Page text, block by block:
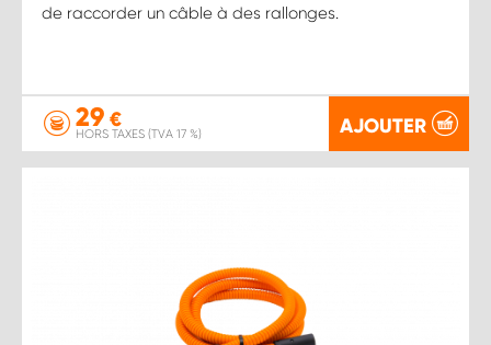
de raccorder un câble à des rallonges.
29 €
HORS TAXES (TVA 17 %) AJOUTER